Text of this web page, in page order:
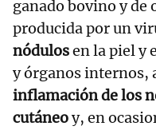
ganado bovino y de
producida por un
nódulosen la piel y
y órganos internos,
inflamación de los
cutáneoy, en